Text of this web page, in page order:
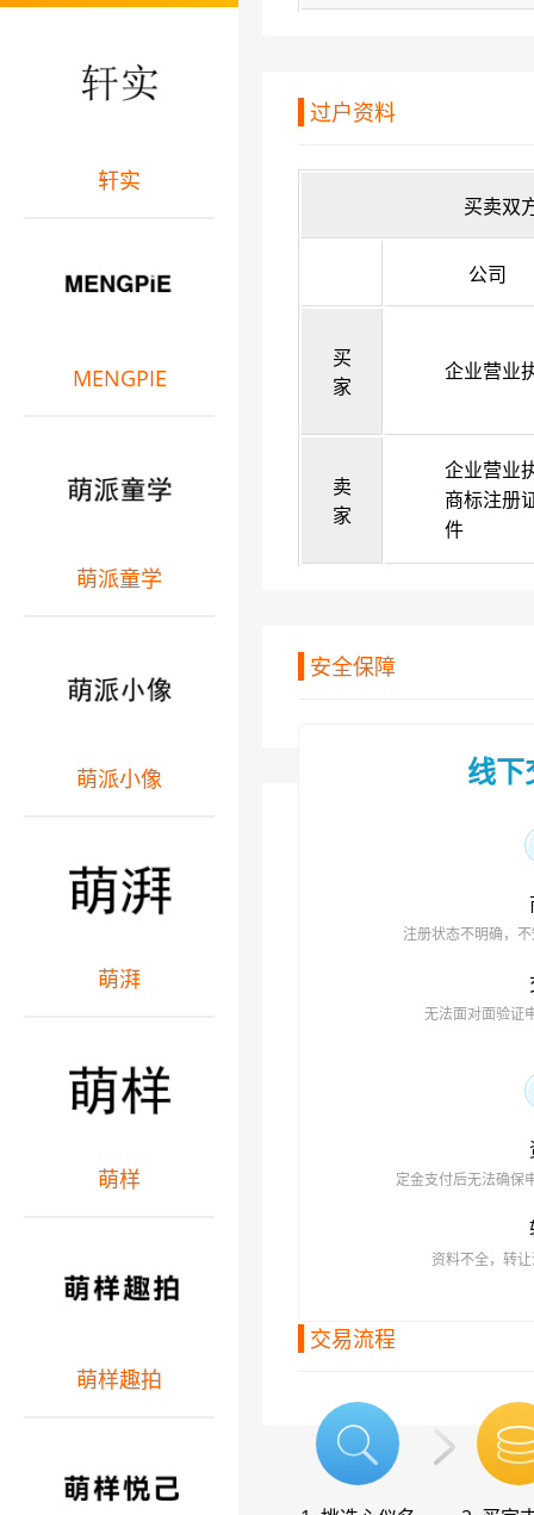
过户资料
买卖双
公司
买
家
企业营业
卖
家
企业营业
商标注册
件
安全保障
线下
注册状态不明确，
无法面对面验证
定金支付后无法确保
资料不全，转
交易流程
轩实
MENGPIE
萌派童学
萌派小像
萌湃
萌样
萌样趣拍